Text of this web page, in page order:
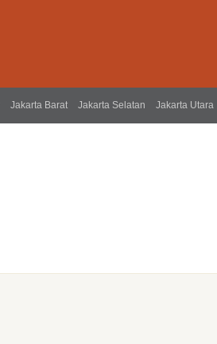
Jakarta Barat Jakarta Selatan Jakarta Utara